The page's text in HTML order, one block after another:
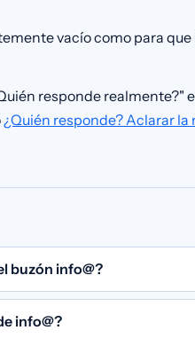
vacío como para
responde realmente?"
¿Quién responde? Aclarar
buzón info@?
info@?